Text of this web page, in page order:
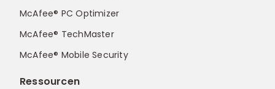
McAfee® PC Optimizer
McAfee® TechMaster
McAfee® Mobile Security
Ressourcen